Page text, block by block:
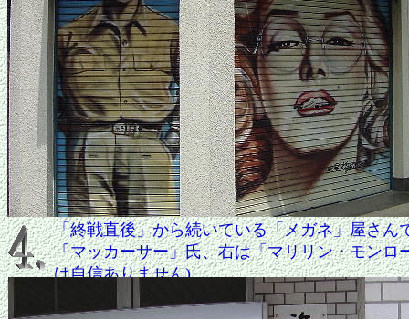
「終戦直後」から続いている「メガネ」屋さん
「マッカーサー」氏、右は「マリリン・モンロ
は自信ありません)